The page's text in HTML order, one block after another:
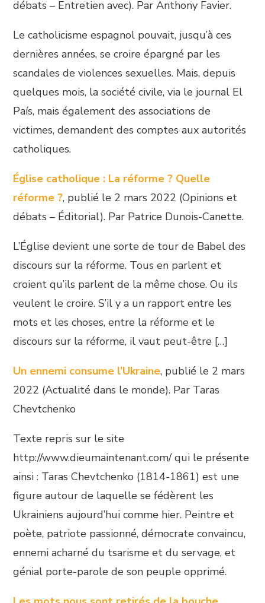
débats – Entretien avec). Par Anthony Favier.
Le catholicisme espagnol pouvait, jusqu’à ces
dernières années, se croire épargné par les
scandales de violences sexuelles. Mais, depuis
quelques mois, la société civile, via le journal El
País, mais également des associations de
victimes, demandent des comptes aux autorités
catholiques.
Église catholique : La réforme ? Quelle
réforme ?, publié le 2 mars 2022 (Opinions et
débats – Éditorial). Par Patrice Dunois-Canette.
L’Église devient une sorte de tour de Babel des
discours sur la réforme. Tous en parlent et
croient qu’ils parlent de la même chose. Ou ils
veulent le croire. S’il y a un rapport entre les
mots et les choses, entre la réforme et le
discours sur la réforme, il vaut peut-être […]
Un ennemi consume l’Ukraine, publié le 2 mars
2022 (Actualité dans le monde). Par Taras
Chevtchenko
Texte repris sur le site
http://www.dieumaintenant.com/ qui le présente
ainsi : Taras Chevtchenko (1814-1861) est une
figure autour de laquelle se fédèrent les
Ukrainiens aujourd’hui comme hier. Peintre et
poète, patriote passionné, démocrate convaincu,
ennemi acharné du tsarisme et du servage, et
génial porte-parole de son peuple opprimé.